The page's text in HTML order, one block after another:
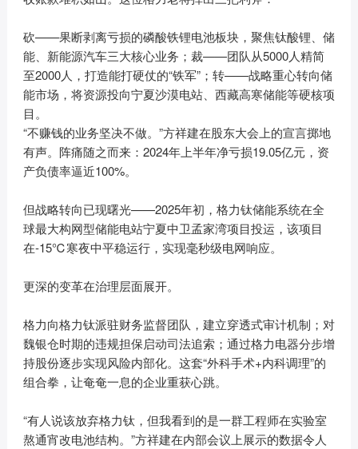
砍——果断剥离亏损的磷酸铁锂电池板块，聚焦钛酸锂、储
能、新能源汽车三大核心业务；裁——团队从5000人精简
至2000人，打造能打硬仗的“铁军”；转——战略重心转向储
能市场，将资源投向宁夏沙漠电站、西藏高寒储能等硬核项
目。
“不赚钱的业务坚决不做。”方祥建在股东大会上的宣言掷地
有声。阵痛随之而来：2024年上半年净亏损19.05亿元，资
产负债率逼近100%。
但战略转向已现曙光——2025年初，格力钛储能系统在全
球最大构网型储能电站宁夏中卫孟家湾项目投运，该项目
在-15℃寒夜中平稳运行，实现毫秒级电网响应。
更深的变革在治理层面展开。
格力向格力钛派驻财务监督团队，建立穿透式审计机制；对
魏银仓时期的违规担保启动司法追索；通过格力电器分步增
持股份逐步实现风险内部化。这套“外科手术+内科调理”的
组合拳，让奄奄一息的企业重获心跳。
“有人说该放弃格力钛，但我看到的是一群工程师在实验室
熬通宵改电池结构。”方祥建在内部会议上展示的数据令人